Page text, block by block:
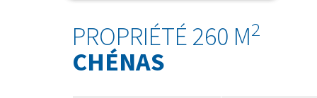
PROPRIÉTÉ 260 M2
CHÉNAS